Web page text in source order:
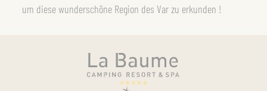
um diese wunderschöne Region des Var zu erkunden !